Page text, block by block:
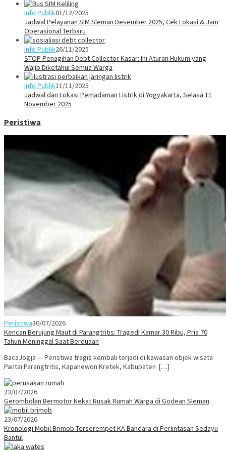
Info Publik01/12/2025
Jadwal Pelayanan SIM Sleman Desember 2025, Cek Lokasi & Jam
Operasional Terbaru
Info Publik26/11/2025
STOP Penagihan Debt Collector Kasar: Ini Aturan Hukum yang
Wajib Diketahui Semua Warga
Info Publik11/11/2025
Jadwal dan Lokasi Pemadaman Listrik di Yogyakarta, Selasa 11
November 2025
Peristiwa
Peristiwa30/07/2026
Kencan Berujung Maut di Parangtritis: Tragedi Kamar 30 Ribu, Pria 70
Tahun Meninggal Saat Berduaan
BacaJogja — Peristiwa tragis kembali terjadi di kawasan objek wisata
Pantai Parangtritis, Kapanewon Kretek, Kabupaten […]
23/07/2026
Gerombolan Bermotor Nekat Rusak Rumah Warga di Godean Sleman
23/07/2026
Kronologi Mobil Brimob Terserempet KA Bandara di Perlintasan Sedayu
Bantul